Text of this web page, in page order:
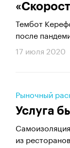
Тембот
после
17 июля 2020
Рыночный
Услуга
из